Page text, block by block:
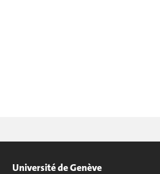
Université de Genève